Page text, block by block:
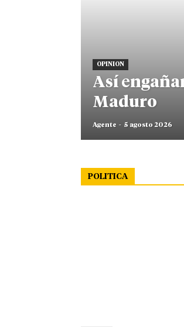
OPINION
Así
Maduro
Agente - 5 agosto 2026
POLITICA